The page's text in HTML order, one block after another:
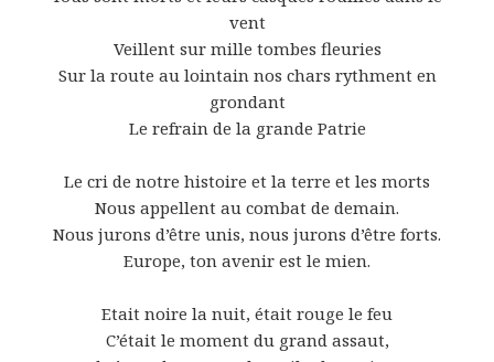
vent
Veillent sur mille tombes fleuries
Sur la route au lointain nos chars rythment en
grondant
Le refrain de la grande Patrie
Le cri de notre histoire et la terre et les morts
Nous appellent au combat de demain.
Nous jurons d’être unis, nous jurons d’être forts.
Europe, ton avenir est le mien.
Etait noire la nuit, était rouge le feu
C’était le moment du grand assaut,